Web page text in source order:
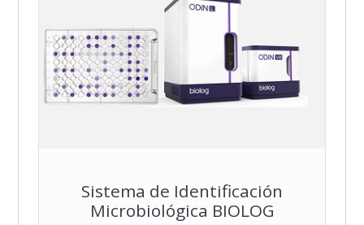
Sistema de Identificación
Microbiológica BIOLOG